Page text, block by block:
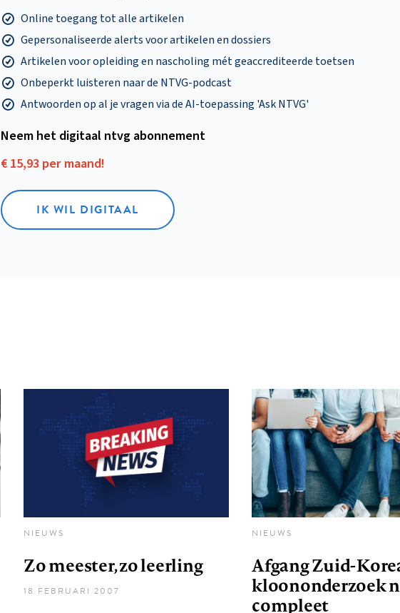
Online toegang tot alle artikelen
Gepersonaliseerde alerts voor artikelen en dossiers
Artikelen voor opleiding en nascholing mét geaccrediteerde toetsen
Onbeperkt luisteren naar de NTVG-podcast
Antwoorden op al je vragen via de AI-toepassing 'Ask NTVG'
Neem het digitaal ntvg abonnement
€ 15,93 per maand!
IK WIL DIGITAAL
NIEUWS
Zo meester, zo leerling
18 FEBRUARI 2007
NIEUWS
Afgang Zuid-
kloononderzoek
compleet